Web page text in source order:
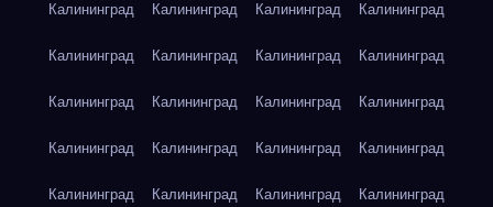
Калининград Калининград Калининград Калининград
Калининград Калининград Калининград Калининград
Калининград Калининград Калининград Калининград
Калининград Калининград Калининград Калининград
Калининград Калининград Калининград Калининград